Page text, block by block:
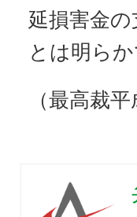
延損害金
とは明ら
（最高裁